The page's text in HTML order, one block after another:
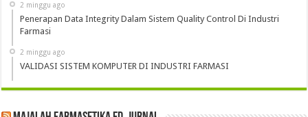
2 minggu ago
Penerapan Data Integrity Dalam Sistem Quality Control Di Industri
Farmasi
2 minggu ago
VALIDASI SISTEM KOMPUTER DI INDUSTRI FARMASI